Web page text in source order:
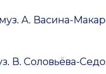
муз. А. Васина-
В. Соловьёва-